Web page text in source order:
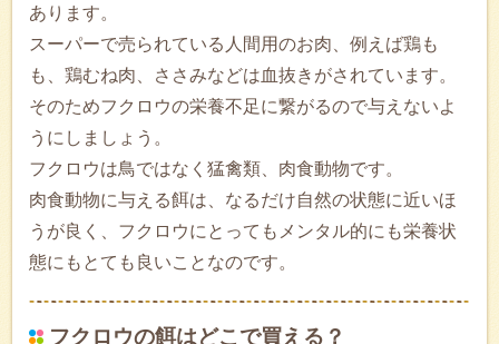
あります。
スーパーで売られている人間用のお肉、例えば鶏も
も、鶏むね肉、ささみなどは血抜きがされています。
そのためフクロウの栄養不足に繋がるので与えないよ
うにしましょう。
フクロウは鳥ではなく猛禽類、肉食動物です。
肉食動物に与える餌は、なるだけ自然の状態に近いほ
うが良く、フクロウにとってもメンタル的にも栄養状
態にもとても良いことなのです。
フクロウの餌はどこで買える？